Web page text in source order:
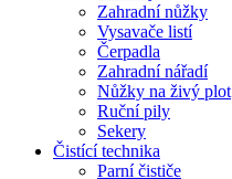
Zahradní nůžky
Vysavače listí
Čerpadla
Zahradní nářadí
Nůžky na živý plot
Ruční pily
Sekery
Čistící technika
Parní čističe